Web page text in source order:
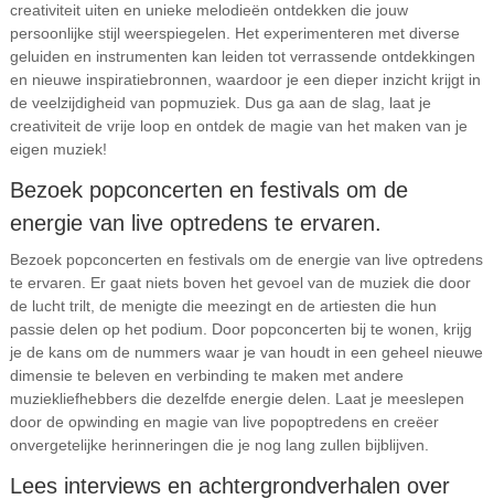
creativiteit uiten en unieke melodieën ontdekken die jouw
persoonlijke stijl weerspiegelen. Het experimenteren met diverse
geluiden en instrumenten kan leiden tot verrassende ontdekkingen
en nieuwe inspiratiebronnen, waardoor je een dieper inzicht krijgt in
de veelzijdigheid van popmuziek. Dus ga aan de slag, laat je
creativiteit de vrije loop en ontdek de magie van het maken van je
eigen muziek!
Bezoek popconcerten en festivals om de
energie van live optredens te ervaren.
Bezoek popconcerten en festivals om de energie van live optredens
te ervaren. Er gaat niets boven het gevoel van de muziek die door
de lucht trilt, de menigte die meezingt en de artiesten die hun
passie delen op het podium. Door popconcerten bij te wonen, krijg
je de kans om de nummers waar je van houdt in een geheel nieuwe
dimensie te beleven en verbinding te maken met andere
muziekliefhebbers die dezelfde energie delen. Laat je meeslepen
door de opwinding en magie van live popoptredens en creëer
onvergetelijke herinneringen die je nog lang zullen bijblijven.
Lees interviews en achtergrondverhalen over